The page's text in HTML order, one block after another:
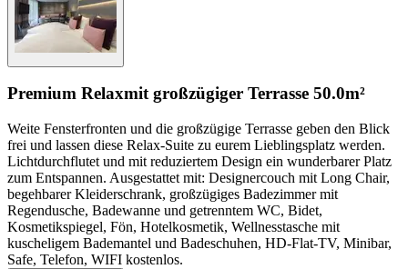
Premium Relaxmit großzügiger Terrasse 50.0m²
Weite Fensterfronten und die großzügige Terrasse geben den Blick
frei und lassen diese Relax-Suite zu eurem Lieblingsplatz werden.
Lichtdurchflutet und mit reduziertem Design ein wunderbarer Platz
zum Entspannen. Ausgestattet mit: Designercouch mit Long Chair,
begehbarer Kleiderschrank, großzügiges Badezimmer mit
Regendusche, Badewanne und getrenntem WC, Bidet,
Kosmetikspiegel, Fön, Hotelkosmetik, Wellnesstasche mit
kuscheligem Bademantel und Badeschuhen, HD-Flat-TV, Minibar,
Safe, Telefon, WIFI kostenlos.